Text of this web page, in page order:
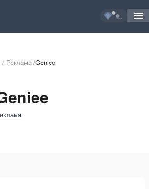
...
/ Реклама /Geniee